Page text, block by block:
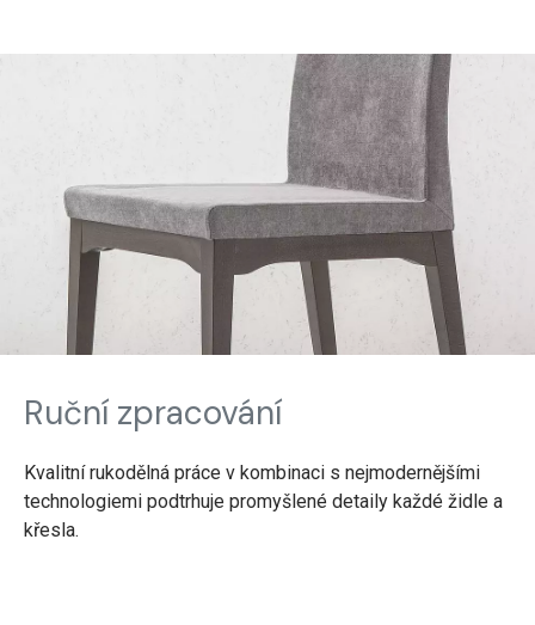
Ruční zpracování
Kvalitní rukodělná práce v kombinaci s nejmodernějšími
technologiemi podtrhuje promyšlené detaily každé židle a
křesla.